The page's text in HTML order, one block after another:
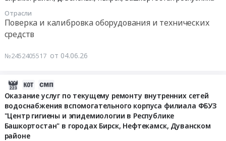
Отрасли
Поверка и калибровка оборудования и технических
средств
№2452405517 от 04.06.26
Оказание услуг по текущему ремонту внутренних сетей
водоснабжения вспомогательного корпуса филиала ФБУЗ
"Центр гигиены и эпидемиологии в Республике
Башкортостан" в городах Бирск, Нефтекамск, Дуванском
районе